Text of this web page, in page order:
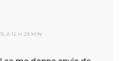
À 12 H 29 MIN